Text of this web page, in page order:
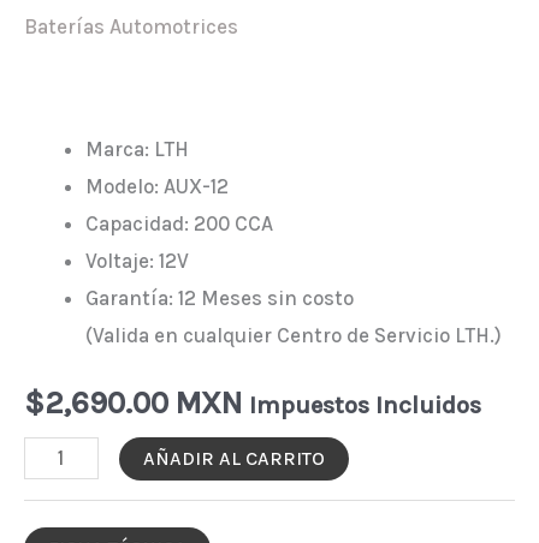
Baterías Automotrices
Marca: LTH
Modelo: AUX-12
Capacidad: 200 CCA
Voltaje: 12V
Garantía: 12 Meses sin costo
(Valida en cualquier Centro de Servicio LTH.)
$2,690.00 MXN Impuestos Incluidos
BATERÍA
LTH
AÑADIR AL CARRITO